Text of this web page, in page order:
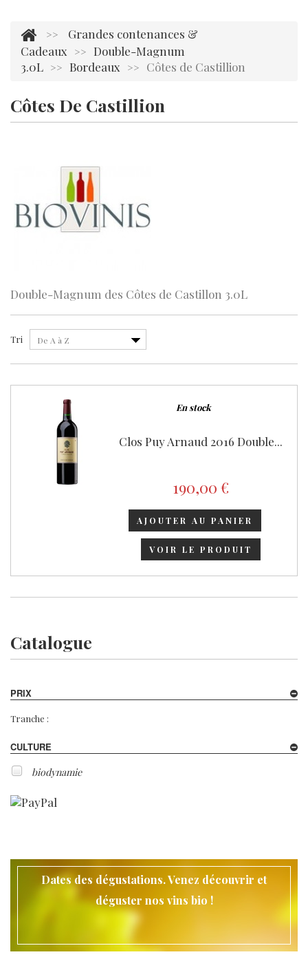
>>
Grandes contenances &
Cadeaux
>> Double-Magnum
3.0L >> Bordeaux >> Côtes de Castillion
Côtes De Castillion
Double-Magnum des Côtes de Castillon 3.0L
Tri De A à Z
En stock
Clos Puy Arnaud 2016 Double...
190,00 €
AJOUTER AU PANIER
VOIR LE PRODUIT
Catalogue
PRIX
Tranche :
CULTURE
biodynamie
Dates des dégustations. Venez découvrir et
déguster nos vins bio !